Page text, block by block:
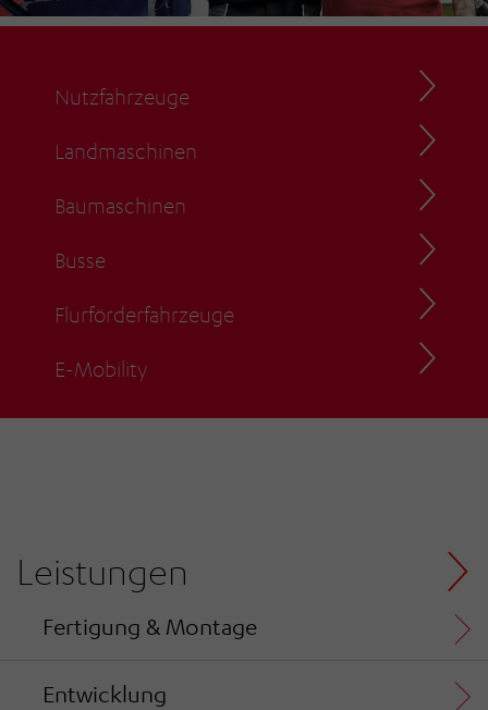
Nutzfahrzeuge
Landmaschinen
Baumaschinen
Busse
Flurförderfahrzeuge
E-Mobility
Leistungen
Fertigung & Montage
Entwicklung